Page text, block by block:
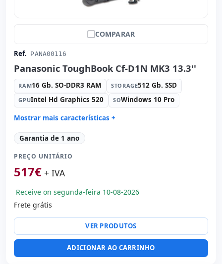
COMPARAR
Ref. PANA00116
Panasonic ToughBook Cf-D1N MK3 13.3''
RAM16 Gb. SO-DDR3 RAM STORAGE512 Gb. SSD
GPUIntel Hd Graphics 520 SOWindows 10 Pro
Mostrar mais características +
Connectivity: Intel Ethernet Connection I219-LM
Connectivity: RJ-45 · WIFI · Bluetooth
Processador: Intel Core i5 6300U 2.4 GHz.
Som: High Definition Audio
Tátil 13.3 '' HD 16: 9 · Resolução 1366x768
Multimídia:
Outros: hR embalagens
35x30x7 cm.
Garantia de 1 ano
PREÇO UNITÁRIO
517€ + IVA
Receive on segunda-feira 10-08-2026
Frete grátis
VER PRODUTOS
ADICIONAR AO CARRINHO